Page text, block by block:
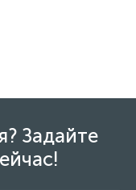
Задайте